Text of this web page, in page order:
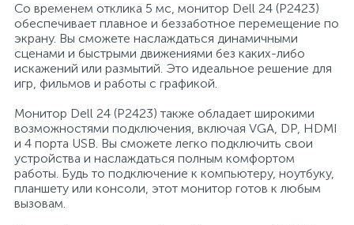
Со временем отклика 5 мс, монитор Dell 24 (P2423)
обеспечивает плавное и беззаботное перемещение по
экрану. Вы сможете наслаждаться динамичными
сценами и быстрыми движениями без каких-либо
искажений или размытий. Это идеальное решение для
игр, фильмов и работы с графикой.
Монитор Dell 24 (P2423) также обладает широкими
возможностями подключения, включая VGA, DP, HDMI
и 4 порта USB. Вы сможете легко подключить свои
устройства и наслаждаться полным комфортом
работы. Будь то подключение к компьютеру, ноутбуку,
планшету или консоли, этот монитор готов к любым
вызовам.
Порошок универсальный
Профессиональные дезинфицирующие
Профессиональные чистящие и
дезинфицирующие средства
Специальные средства для стирки
Расходные материалы для гинекологии и
урологии
Расходные материалы для ортопедии
Расходные материалы для стерилизации
3
Системы и компоненты для взятия
биологического материала
Медицинская мебель
Мини-кухни
Многоместные секции
2
Модульная мягкая мебель